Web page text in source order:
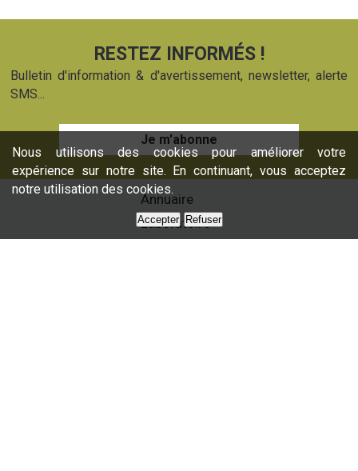
RESTEZ INFORMÉS !
Bulletin d'information & d'avertissement, newsletter, alerte
SMS...
Je m'abonne
Annuaire
Laboratoire
Nous utilisons des cookies pour améliorer votre
expérience sur notre site. En continuant, vous acceptez
notre utilisation des cookies.
Accepter Refuser